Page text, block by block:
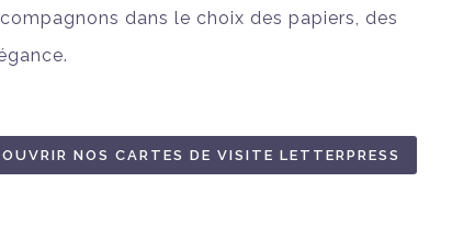
dans le choix des papiers, des
NOS CARTES DE VISITE LETTERPRESS